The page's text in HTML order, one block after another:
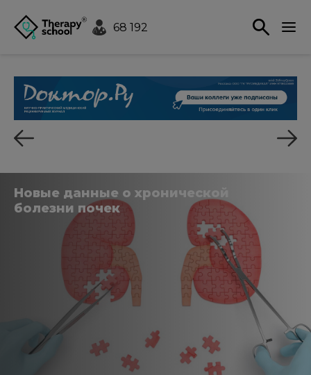
68 192
Новые данные о хронической
болезни почек